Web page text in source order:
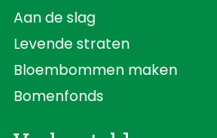
Aan de slag
Levende straten
Bloembommen maken
Bomenfonds